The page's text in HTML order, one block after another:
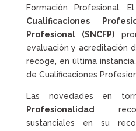
Formación Profesional.
Cualificaciones
Profesional (SNCFP)
evaluación y acreditación
recoge, en última
de Cualificaciones
Las novedades en
Profesionalidad
sustanciales en su